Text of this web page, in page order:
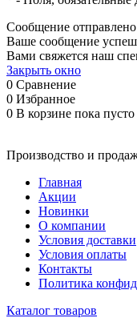
Сообщение отправлено
Ваше сообщение
Вами свяжется наш
Закрыть окно
0 Сравнение
0 Избранное
0 В корзине пока пусто
Производство и
Главная
Акции
Новинки
О компании
Условия доставки
Условия оплаты
Контакты
Политика
Каталог товаров